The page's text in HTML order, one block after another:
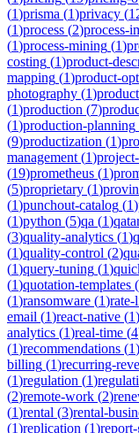
(1)prisma (1)privacy (
(1)process (2)process-
(1)process-mining (1)
costing (1)product-
mapping (1)product-
photography (1)
(1)production (7)
(1)production-planning
(9)productization (1)
management (1)
(19)prometheus (1)
(5)proprietary (1)
(1)punchout-catalog (1)
(1)python (5)qa (1)
(3)quality-analytics (1)
(1)quality-control (2)
(1)query-tuning (1)
(1)quotation-templates (
(1)ransomware (1)
email (1)react-native (1)
analytics (1)real-time (4
(1)recommendations (1)
billing (1)recurring-
(1)regulation (1)
(2)remote-work (2)
(1)rental (3)rental-
(1)replication (1)